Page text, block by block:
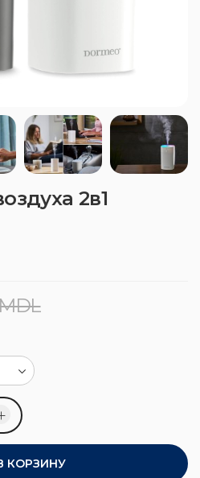
2в1
КОРЗИНУ